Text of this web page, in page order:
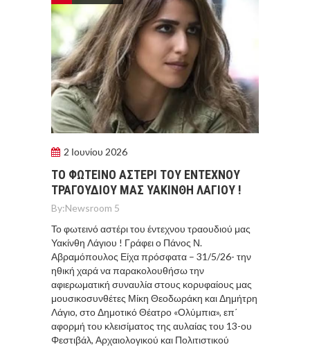
2 Ιουνίου 2026
ΤΟ ΦΩΤΕΙΝΌ ΑΣΤΈΡΙ ΤΟΥ ΈΝΤΕΧΝΟΥ
ΤΡΑΓΟΥΔΙΟΎ ΜΑΣ ΥΑΚΊΝΘΗ ΛΆΓΙΟΥ !
By:Newsroom 5
Το φωτεινό αστέρι του έντεχνου τραουδιού μας
Υακίνθη Λάγιου ! Γράφει ο Πάνος Ν.
Αβραμόπουλος Είχα πρόσφατα – 31/5/26- την
ηθική χαρά να παρακολουθήσω την
αφιερωματική συναυλία στους κορυφαίους μας
μουσικοσυνθέτες Μίκη Θεοδωράκη και Δημήτρη
Λάγιο, στο Δημοτικό Θέατρο «Ολύμπια», επ΄
αφορμή του κλεισίματος της αυλαίας του 13-ου
Φεστιβάλ, Αρχαιολογικού και Πολιτιστικού